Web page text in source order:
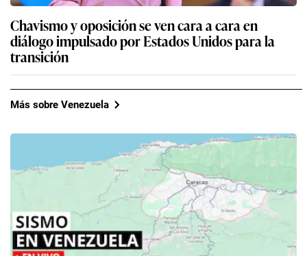
Chavismo y oposición se ven cara a cara en
diálogo impulsado por Estados Unidos para la
transición
Más sobre Venezuela